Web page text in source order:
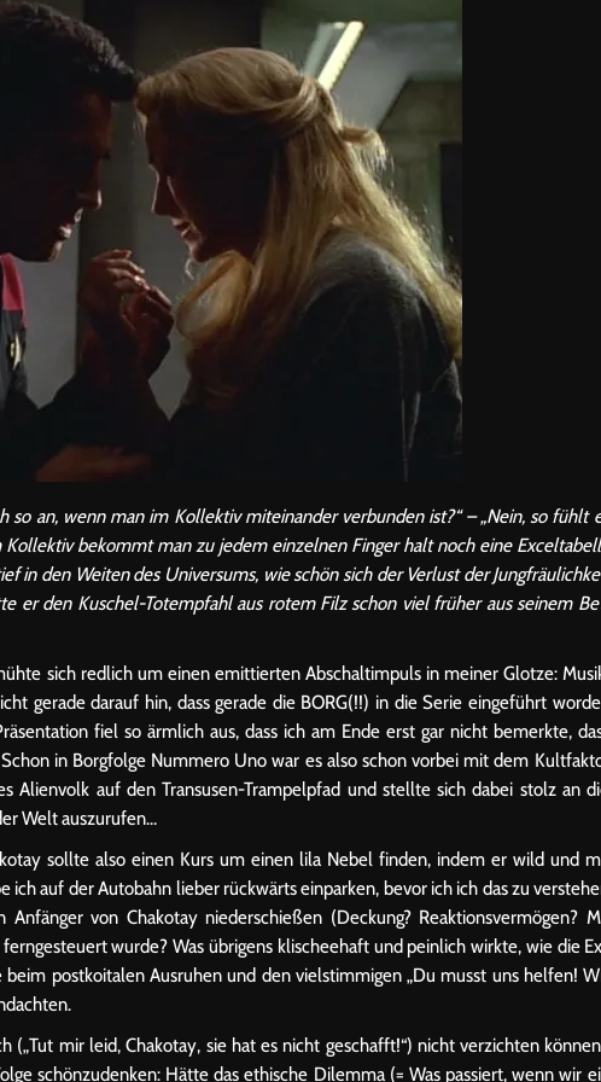
so an, wenn man im Kollektiv miteinander verbunden ist?“ – „Nein, so fühlt
Kollektiv bekommt man zu jedem einzelnen Finger halt noch eine
in den Weiten des Universums, wie schön sich der Verlust der
er den Kuschel-Totempfahl aus rotem Filz schon viel früher aus seinem
sich redlich um einen emittierten Abschaltimpuls in meiner Glotze:
gerade darauf hin, dass gerade die BORG(!!) in die Serie eingeführt
fiel so ärmlich aus, dass ich am Ende erst gar nicht bemerkte,
in Borgfolge Nummero Uno war es also schon vorbei mit dem
Alienvolk auf den Transusen-Trampelpfad und stellte sich dabei stolz an
Welt auszurufen…
sollte also einen Kurs um einen lila Nebel finden, indem er wild und
auf der Autobahn lieber rückwärts einparken, bevor ich ich das zu
von Chakotay niederschießen (Deckung? Reaktionsvermögen?
wurde? Was übrigens klischeehaft und peinlich wirkte, wie die
beim postkoitalen Ausruhen und den vielstimmigen „Du musst uns helfen!
(„Tut mir leid, Chakotay, sie hat es nicht geschafft!“) nicht verzichten
schönzudenken: Hätte das ethische Dilemma (= Was passiert, wenn wir